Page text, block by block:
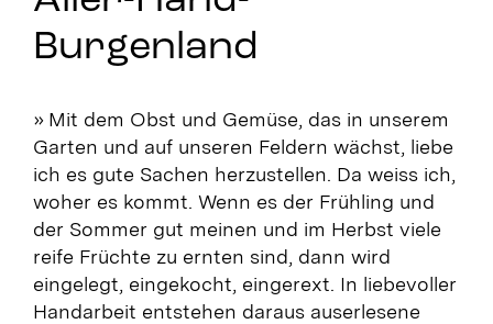
Burgenland
» Mit dem Obst und Gemüse, das in unserem
Garten und auf unseren Feldern wächst, liebe
ich es gute Sachen herzustellen. Da weiss ich,
woher es kommt. Wenn es der Frühling und
der Sommer gut meinen und im Herbst viele
reife Früchte zu ernten sind, dann wird
eingelegt, eingekocht, eingerext. In liebevoller
Handarbeit entstehen daraus auserlesene